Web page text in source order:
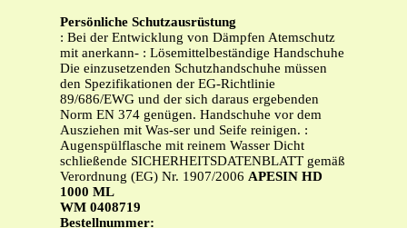
Persönliche Schutzausrüstung
: Bei der Entwicklung von Dämpfen Atemschutz
mit anerkann- : Lösemittelbeständige Handschuhe
Die einzusetzenden Schutzhandschuhe müssen
den Spezifikationen der EG-Richtlinie
89/686/EWG und der sich daraus ergebenden
Norm EN 374 genügen. Handschuhe vor dem
Ausziehen mit Was-ser und Seife reinigen. :
Augenspülflasche mit reinem Wasser Dicht
schließende SICHERHEITSDATENBLATT gemäß
Verordnung (EG) Nr. 1907/2006 APESIN HD
1000 ML
WM 0408719
Bestellnummer: